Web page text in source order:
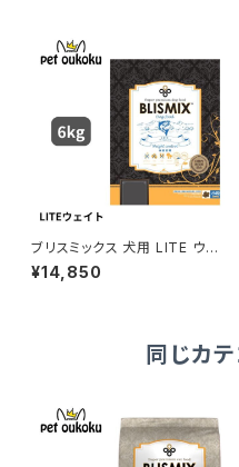
ブリスミックス 犬用 LITE ウェ
イトコントロール 6kg
¥14,850
同じカ